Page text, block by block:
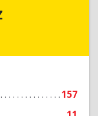
157
Пятигорск г,